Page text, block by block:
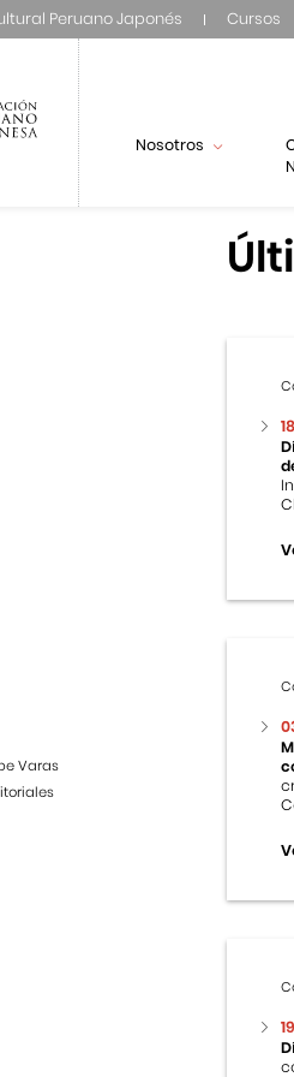
Peruano Japonés Cursos
Nosotros
Varas